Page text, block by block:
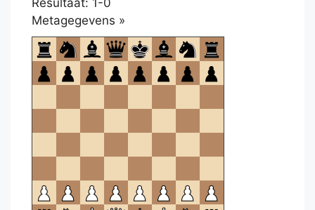
Resultaat: 1-0
Metagegevens »
om
te
openen.